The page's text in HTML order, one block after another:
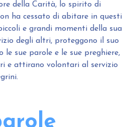
della Carità, lo spirito di
ha cessato di abitare in questi
e grandi momenti della sua
degli altri, proteggono il suo
sue parole e le sue preghiere,
e attirano volontari al servizio